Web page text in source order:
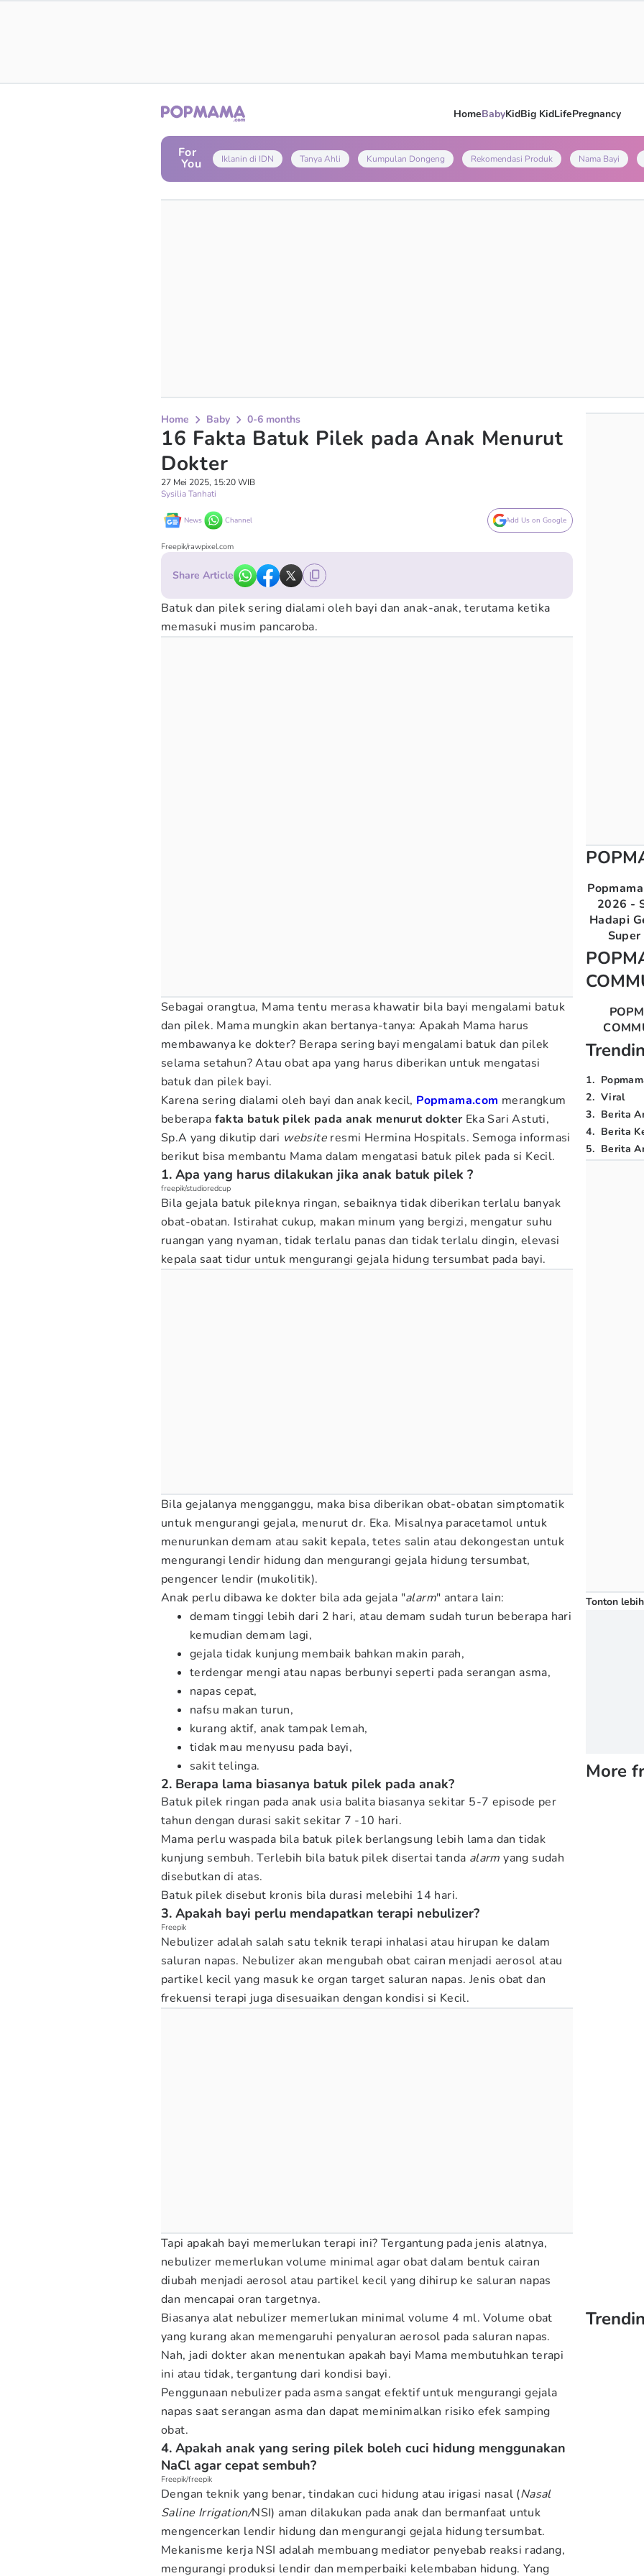
HomeBabyKidBig KidLifePregnancy
For
You Iklanin di IDN Tanya Ahli Kumpulan Dongeng Rekomendasi Produk Nama Bayi
Home Baby 0-6 months
16 Fakta Batuk Pilek pada Anak Menurut
Dokter
27 Mei 2025, 15:20 WIB
Sysilia Tanhati
News Channel Add Us on Google
Freepik/rawpixel.com
Share Article
Batuk dan pilek sering dialami oleh bayi dan anak-anak, terutama ketika
memasuki musim pancaroba.
Sebagai orangtua, Mama tentu merasa khawatir bila bayi mengalami batuk
dan pilek. Mama mungkin akan bertanya-tanya: Apakah Mama harus
membawanya ke dokter? Berapa sering bayi mengalami batuk dan pilek
selama setahun? Atau obat apa yang harus diberikan untuk mengatasi
batuk dan pilek bayi.
Karena sering dialami oleh bayi dan anak kecil, Popmama.com merangkum
beberapa fakta batuk pilek pada anak menurut dokter Eka Sari Astuti,
Sp.A yang dikutip dari website resmi Hermina Hospitals. Semoga informasi
berikut bisa membantu Mama dalam mengatasi batuk pilek pada si Kecil.
1. Apa yang harus dilakukan jika anak batuk pilek ?
freepik/studioredcup
Bila gejala batuk pileknya ringan, sebaiknya tidak diberikan terlalu banyak
obat-obatan. Istirahat cukup, makan minum yang bergizi, mengatur suhu
ruangan yang nyaman, tidak terlalu panas dan tidak terlalu dingin, elevasi
kepala saat tidur untuk mengurangi gejala hidung tersumbat pada bayi.
Bila gejalanya mengganggu, maka bisa diberikan obat-obatan simptomatik
untuk mengurangi gejala, menurut dr. Eka. Misalnya paracetamol untuk
menurunkan demam atau sakit kepala, tetes salin atau dekongestan untuk
mengurangi lendir hidung dan mengurangi gejala hidung tersumbat,
pengencer lendir (mukolitik).
Anak perlu dibawa ke dokter bila ada gejala "alarm" antara lain:
demam tinggi lebih dari 2 hari, atau demam sudah turun beberapa hari
kemudian demam lagi,
gejala tidak kunjung membaik bahkan makin parah,
terdengar mengi atau napas berbunyi seperti pada serangan asma,
napas cepat,
nafsu makan turun,
kurang aktif, anak tampak lemah,
tidak mau menyusu pada bayi,
sakit telinga.
2. Berapa lama biasanya batuk pilek pada anak?
Batuk pilek ringan pada anak usia balita biasanya sekitar 5-7 episode per
tahun dengan durasi sakit sekitar 7 -10 hari.
Mama perlu waspada bila batuk pilek berlangsung lebih lama dan tidak
kunjung sembuh. Terlebih bila batuk pilek disertai tanda alarmyang sudah
disebutkan di atas.
Batuk pilek disebut kronis bila durasi melebihi 14 hari.
3. Apakah bayi perlu mendapatkan terapi nebulizer?
Freepik
Nebulizer adalah salah satu teknik terapi inhalasi atau hirupan ke dalam
saluran napas. Nebulizer akan mengubah obat cairan menjadi aerosol atau
partikel kecil yang masuk ke organ target saluran napas. Jenis obat dan
frekuensi terapi juga disesuaikan dengan kondisi si Kecil.
Tapi apakah bayi memerlukan terapi ini? Tergantung pada jenis alatnya,
nebulizer memerlukan volume minimal agar obat dalam bentuk cairan
diubah menjadi aerosol atau partikel kecil yang dihirup ke saluran napas
dan mencapai oran targetnya.
Biasanya alat nebulizer memerlukan minimal volume 4 ml. Volume obat
yang kurang akan memengaruhi penyaluran aerosol pada saluran napas.
Nah, jadi dokter akan menentukan apakah bayi Mama membutuhkan terapi
ini atau tidak, tergantung dari kondisi bayi.
Penggunaan nebulizer pada asma sangat efektif untuk mengurangi gejala
napas saat serangan asma dan dapat meminimalkan risiko efek samping
obat.
4. Apakah anak yang sering pilek boleh cuci hidung menggunakan
NaCl agar cepat sembuh?
Freepik/freepik
Dengan teknik yang benar, tindakan cuci hidung atau irigasi nasal (Nasal
Saline Irrigation/NSI) aman dilakukan pada anak dan bermanfaat untuk
mengencerkan lendir hidung dan mengurangi gejala hidung tersumbat.
Mekanisme kerja NSI adalah membuang mediator penyebab reaksi radang,
mengurangi produksi lendir dan memperbaiki kelembaban hidung. Yang
2026 -
Hadapi
1.
2. Viral
3. Berita
4. Berita
5. Berita
Tonton
More